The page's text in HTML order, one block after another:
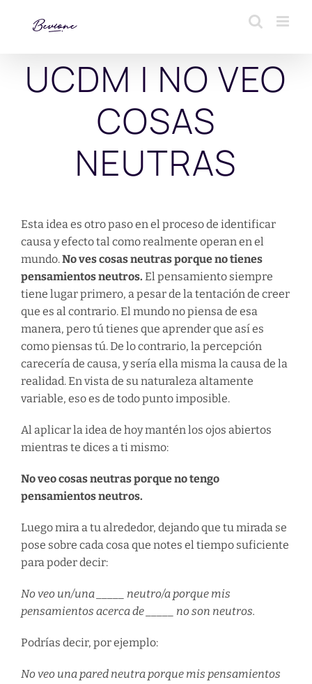
UCDM | NO VEO
COSAS
NEUTRAS
Esta idea es otro paso en el proceso de identificar
causa y efecto tal como realmente operan en el
mundo.No ves cosas neutras porque no tienes
pensamientos neutros. El pensamiento siempre
tiene lugar primero, a pesar de la tentación de creer
que es al contrario. El mundo no piensa de esa
manera, pero tú tienes que aprender que así es
como piensas tú. De lo contrario, la percepción
carecería de causa, y sería ella misma la causa de la
realidad. En vista de su naturaleza altamente
variable, eso es de todo punto imposible.
Al aplicar la idea de hoy mantén los ojos abiertos
mientras te dices a ti mismo:
No veo cosas neutras porque no tengo
pensamientos neutros.
Luego mira a tu alrededor, dejando que tu mirada se
pose sobre cada cosa que notes el tiempo suficiente
para poder decir:
No veo un/una _____ neutro/a porque mis
pensamientos acerca de _____ no son neutros.
Podrías decir, por ejemplo:
No veo una pared neutra porque mis pensamientos